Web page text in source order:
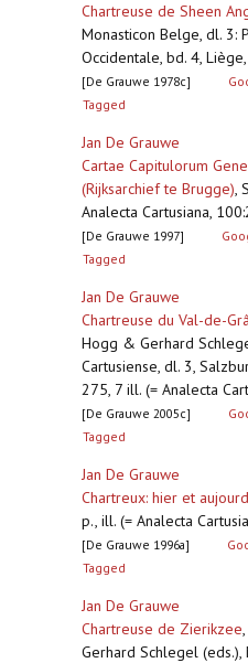
Chartreuse de Sheen
Monasticon Belge, dl. 3:
Occidentale, bd. 4,
[De Grauwe 1978c]
Tagged
Jan De Grauwe
Cartae Capitulorum
(Rijksarchief te Brugge),
Analecta Cartusiana,
[De Grauwe 1997]
Tagged
Jan De Grauwe
Chartreuse du Val-de-
Hogg & Gerhard
Cartusiense, dl. 3,
275, 7 ill. (= Analecta
[De Grauwe 2005c]
Tagged
Jan De Grauwe
Chartreux: hier et
p., ill. (= Analecta
[De Grauwe 1996a]
Tagged
Jan De Grauwe
Chartreuse de Zierikzee,
Gerhard Schlegel (eds.),